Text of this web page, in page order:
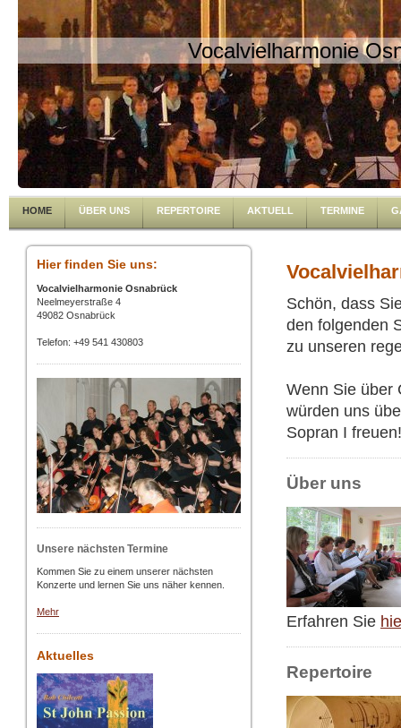
Vocalvielharmonie
HOME ÜBER UNS REPERTOIRE AKTUELL TERMINE
Hier finden Sie uns:
Vocalvielharmonie Osnabrück
Neelmeyerstraße 4
49082 Osnabrück
Telefon: +49 541 430803
Unsere nächsten Termine
Kommen Sie zu einem unserer nächsten
Konzerte und lernen Sie uns näher kennen.
Mehr
Aktuelles
Schön, dass
den folgenden
zu unseren
Wenn Sie über
würden uns
Sopran I freuen!
Über uns
Erfahren Sie
Repertoire